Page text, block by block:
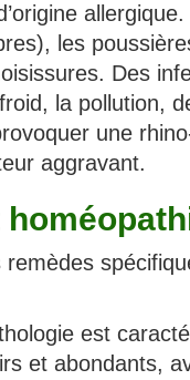
les
Des
la pollution,
une
aggravant.
remèdes
est
et abondants,